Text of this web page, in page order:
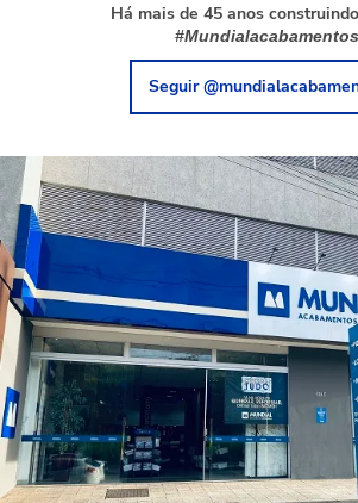
Há mais de 45 anos
#Mundialacabamentos
Seguir